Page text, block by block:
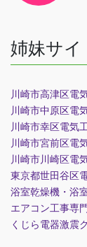
姉妹サイ
川崎市高津区電
川崎市中原区電
川崎市幸区電気
川崎市宮前区電
川崎市川崎区電
東京都世田谷区
浴室乾燥機・浴
エアコン工事専
くじら電器激震